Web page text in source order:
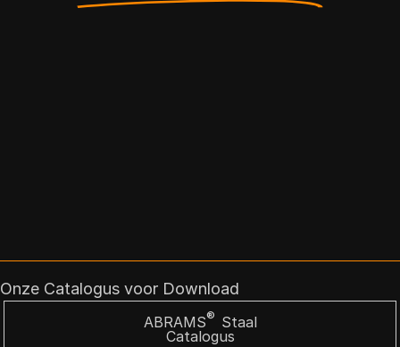
Onze Catalogus voor Download
ABRAMS® Staal
Catalogus